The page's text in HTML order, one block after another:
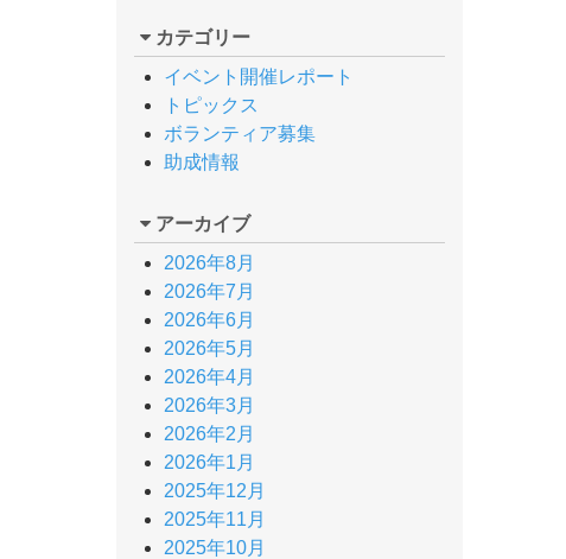
カテゴリー
イベント開催レポート
トピックス
ボランティア募集
助成情報
アーカイブ
2026年8月
2026年7月
2026年6月
2026年5月
2026年4月
2026年3月
2026年2月
2026年1月
2025年12月
2025年11月
2025年10月